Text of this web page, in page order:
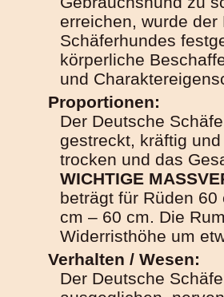
erreichen, wurde
Schäferhundes
körperliche
und
Proportionen:
Der Deutsche
gestreckt, kräftig
trocken und das
WICHTIGE
beträgt für Rüden
cm – 60 cm. Die
Widerristhöhe um
Verhalten / Wesen:
Der Deutsche